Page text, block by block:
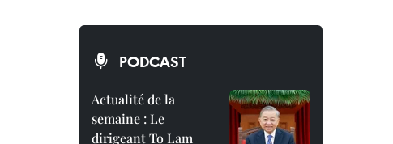
PODCAST
Actualité de la
semaine : Le
dirigeant To Lam